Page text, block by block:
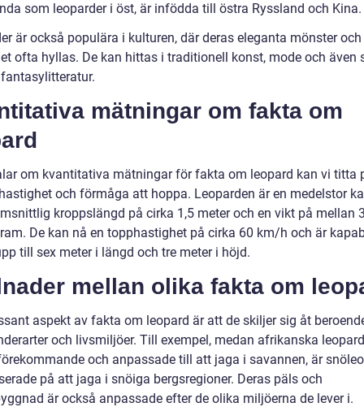
som leoparder i öst, är infödda till östra Ryssland och Kina.
är också populära i kulturen, där deras eleganta mönster och
ofta hyllas. De kan hittas i traditionell konst, mode och även
mätningar om fakta om
om kvantitativa mätningar för fakta om leopard kan vi titta
och förmåga att hoppa. Leoparden är en medelstor
kroppslängd på cirka 1,5 meter och en vikt på mellan
De kan nå en topphastighet på cirka 60 km/h och är
till sex meter i längd och tre meter i höjd.
mellan olika fakta om
aspekt av fakta om leopard är att de skiljer sig åt
och livsmiljöer. Till exempel, medan afrikanska
och anpassade till att jaga i savannen, är
på att jaga i snöiga bergsregioner. Deras päls och
är också anpassade efter de olika miljöerna de lever i.